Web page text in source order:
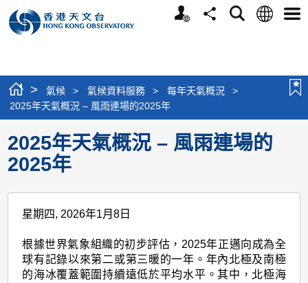
個
分
搜
語
選
> 氣候 > 氣候資料服務 > 每年天氣概況
>
2025年天氣概況 – 風雨連場的2025年
2025年天氣概況 – 風雨連場的
2025年
星期四, 2026年1月8日
根據世界氣象組織的初步評估，2025年正邁向成為全
球有記錄以來第二或第三暖的一年。年內北極及南極
的海冰覆蓋範圍持續遠低於平均水平。其中，北極海